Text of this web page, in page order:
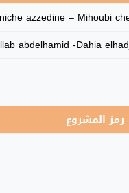
azzedine – Mihoubi
abdelhamid -Dahia
رمز المشروع